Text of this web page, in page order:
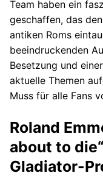
Team haben ein
geschaffen, das
antiken Roms
beeindruckenden
Besetzung und
aktuelle Themen
Muss für alle Fans
Roland
about to
Gladiator-